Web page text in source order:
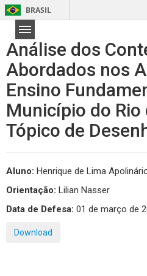
BRASIL
Análise dos
Abordados nos
Ensino
Município do Rio
Tópico de
Aluno: Henrique de Lima
Orientação: Lilian Nasser
Data de Defesa: 01 de março de
Download